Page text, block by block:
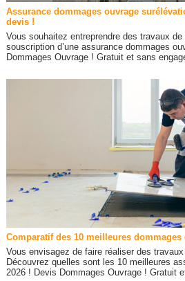
Assurance dommages ouvrage
devis !
Vous souhaitez entreprendre des travaux
souscription d’une assurance dommages
Dommages Ouvrage ! Gratuit et sans
Comparatif des 10 meilleures dommages
Vous envisagez de faire réaliser des
Découvrez quelles sont les 10 meilleures
2026 ! Devis Dommages Ouvrage ! Gratuit